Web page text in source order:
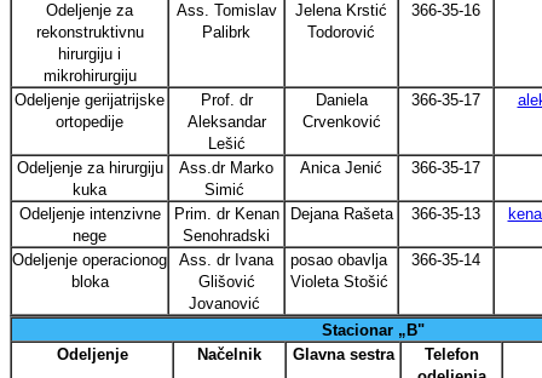
Odeljenje za
rekonstruktivnu
hirurgiju i
mikrohirurgiju
Ass. Tomislav
Palibrk
Jelena Krstić
Todorović
366-35-16
Odeljenje gerijatrijske
ortopedije
Prof. dr
Aleksandar
Lešić
Daniela
Crvenković
366-35-17
Odeljenje za hirurgiju
kuka
Ass.dr Marko
Simić
Anica Jenić 366-35-17
Odeljenje intenzivne
nege
Prim. dr Kenan
Senohradski
Dejana Rašeta 366-35-13
Odeljenje operacionog
bloka
Ass. dr Ivana
Glišović
Jovanović
posao obavlja
Violeta Stošić
366-35-14
Stacionar „B"
Odeljenje
Načelnik Glavna sestra
Telefon